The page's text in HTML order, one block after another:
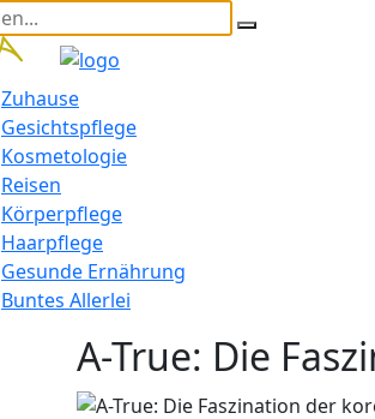
Zuhause
Gesichtspflege
Kosmetologie
Reisen
Körperpflege
Haarpflege
Gesunde Ernährung
Buntes Allerlei
A-True: Die